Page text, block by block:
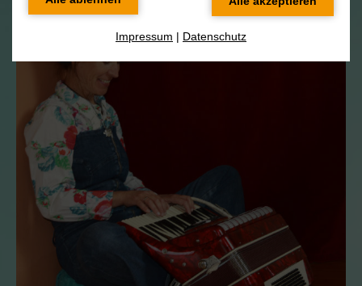
Impressum | Datenschutz